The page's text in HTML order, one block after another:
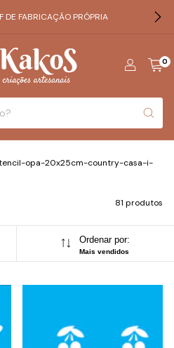
DE FABRICAÇÃO PRÓPRIA
0
opa-20x25cm-country-casa-i-
81 produtos
Ordenar por:
Mais vendidos